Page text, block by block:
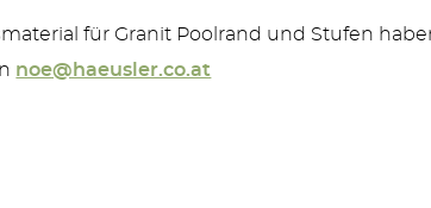
für Granit Poolrand und Stufen
noe@haeusler.co.at